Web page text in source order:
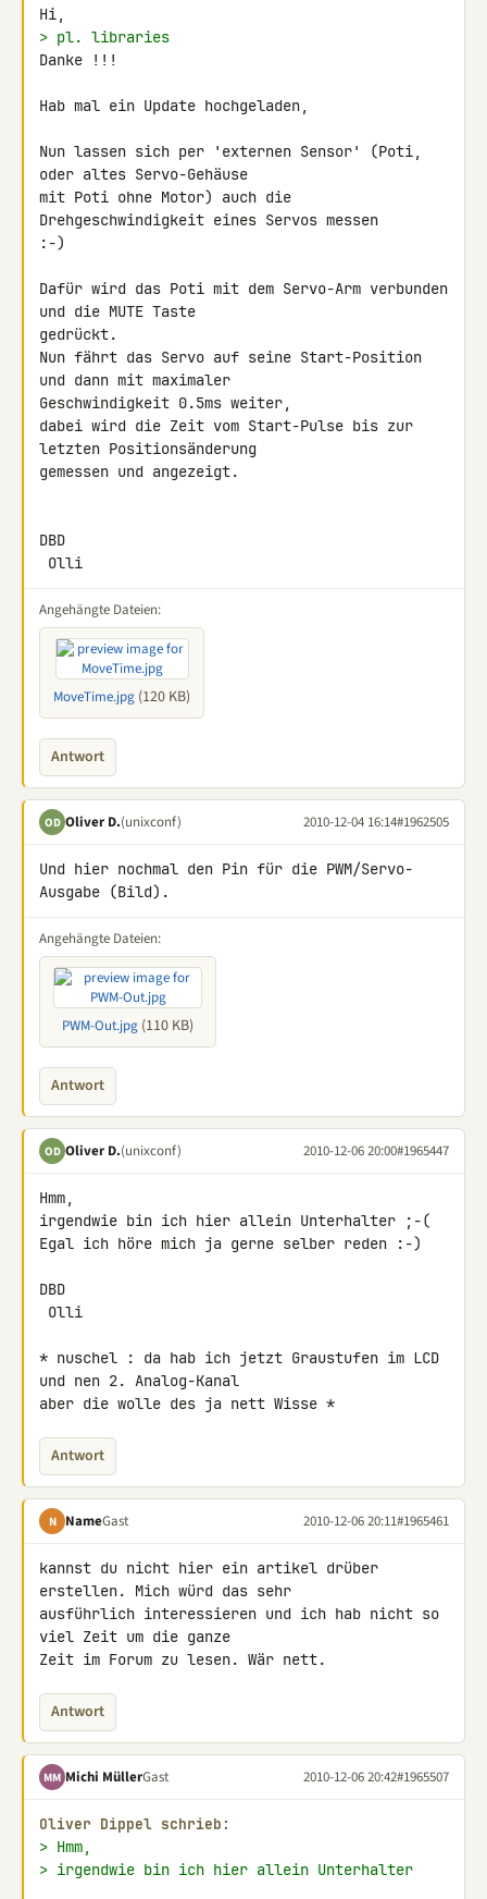
> pl. libraries
Danke !!!
Hab mal ein Update hochgeladen,
Nun lassen sich per 'externen Sensor' (Poti,
oder altes Servo-Gehäuse
mit Poti ohne Motor) auch die
Drehgeschwindigkeit eines Servos messen
:-)
Dafür wird das Poti mit dem Servo-Arm verbunden
und die MUTE Taste
gedrückt.
Nun fährt das Servo auf seine Start-Position
und dann mit maximaler
Geschwindigkeit 0.5ms weiter,
dabei wird die Zeit vom Start-Pulse bis zur
letzten Positionsänderung
gemessen und angezeigt.
DBD
Olli
Angehängte Dateien:
MoveTime.jpg (120 KB)
Antwort
OD Oliver D.(unixconf) 2010-12-04 16:14#1962505
Und hier nochmal den Pin für die PWM/Servo-
Ausgabe (Bild).
Angehängte Dateien:
PWM-Out.jpg (110 KB)
Antwort
OD Oliver D.(unixconf) 2010-12-06 20:00#1965447
Hmm,
irgendwie bin ich hier allein Unterhalter ;-(
Egal ich höre mich ja gerne selber reden :-)
DBD
* nuschel : da hab ich jetzt Graustufen im LCD
und nen 2. Analog-Kanal
aber die wolle des ja nett Wisse *
Antwort
N NameGast 2010-12-06 20:11#1965461
kannst du nicht hier ein artikel drüber
erstellen. Mich würd das sehr
ausführlich interessieren und ich hab nicht so
viel Zeit um die ganze
Zeit im Forum zu lesen. Wär nett.
Antwort
MM Michi MüllerGast 2010-12-06 20:42#1965507
Oliver Dippel schrieb:
> Hmm,
> irgendwie bin ich hier allein Unterhalter